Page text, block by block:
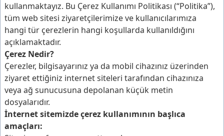
kullanmaktayız. Bu Çerez Kullanımı Politikası (“Politika”),
tüm web sitesi ziyaretçilerimize ve kullanıcılarımıza
hangi tür çerezlerin hangi koşullarda kullanıldığını
açıklamaktadır.
Çerez Nedir?
Çerezler, bilgisayarınız ya da mobil cihazınız üzerinden
ziyaret ettiğiniz internet siteleri tarafından cihazınıza
veya ağ sunucusuna depolanan küçük metin
dosyalarıdır.
İnternet sitemizde çerez kullanımının başlıca
amaçları: